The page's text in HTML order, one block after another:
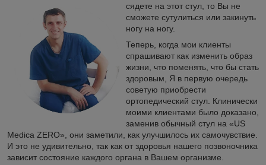
сядете на этот стул, то Вы не
сможете сутулиться или закинуть
ногу на ногу.
Теперь, когда мои клиенты
спрашивают как изменить образ
жизни, что поменять, что бы стать
здоровым, Я в первую очередь
советую приобрести
ортопедический стул. Клинически
моими клиентами было доказано,
заменив обычный стул на «US
Medica ZERO», они заметили, как улучшилось их самочувствие.
И это не удивительно, так как от здоровья нашего позвоночника
зависит состояние каждого органа в Вашем организме.